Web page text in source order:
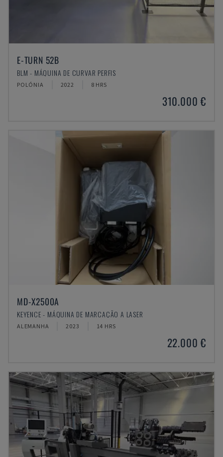
E-TURN 52B
BLM - MÁQUINA DE CURVAR PERFIS
POLÓNIA 2022 8 HRS
310.000 €
MD-X2500A
KEYENCE - MÁQUINA DE MARCAÇÃO A LASER
ALEMANHA 2023 14 HRS
22.000 €